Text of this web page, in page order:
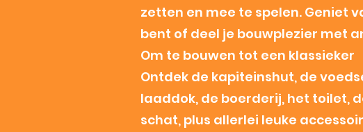
zetten en mee te spelen. Geniet
bent of deel je bouwplezier met
Om te bouwen tot een klassieker
Ontdek de kapiteinshut, de
laaddok, de boerderij, het toilet,
schat, plus allerlei leuke